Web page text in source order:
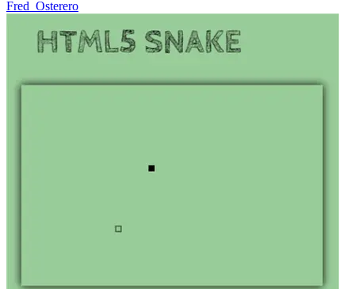
Fred_Osterero